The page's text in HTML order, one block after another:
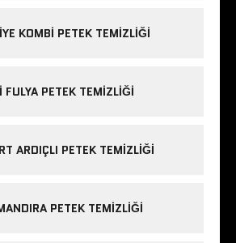
KOMBI PETEK TEMIZLIĞI
FULYA PETEK TEMIZLIĞI
ARDIÇLI PETEK TEMIZLIĞI
PETEK TEMIZLIĞI